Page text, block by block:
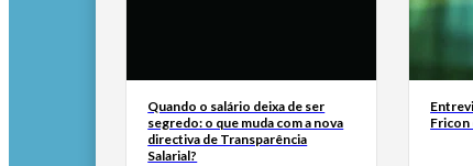
Quando o salário deixa de ser
segredo: o que muda com a nova
directiva de Transparência
Salarial?
Fricon